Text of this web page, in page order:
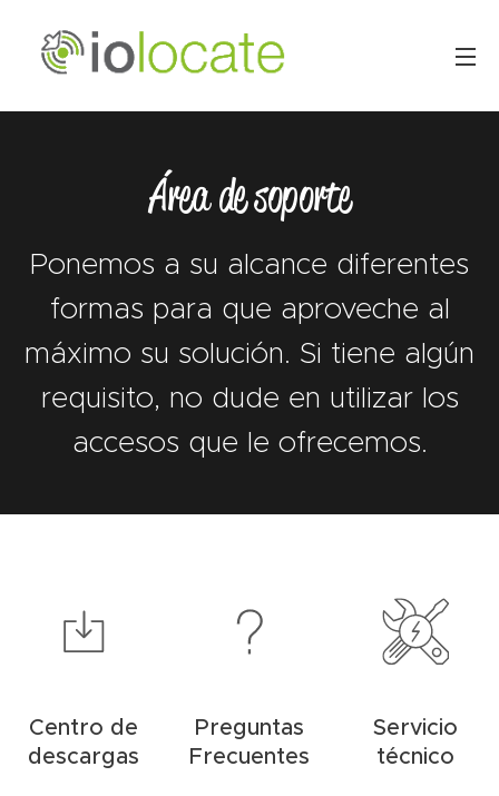
Área de soporte
Ponemos a su alcance diferentes
formas para que aproveche al
máximo su solución. Si tiene algún
requisito, no dude en utilizar los
accesos que le ofrecemos.
Centro de
descargas
Preguntas
Frecuentes
Servicio
técnico